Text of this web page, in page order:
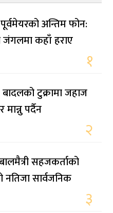
अन्तिम फोन:
कहाँ हराए
१
टुक्रामा जहाज
पर्दैन
२
सहजकर्ताको
नतिजा सार्वजनिक
३